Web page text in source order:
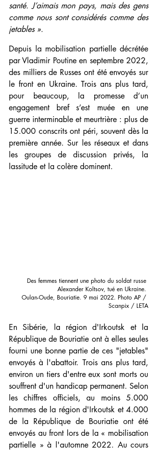
santé. J’aimais mon pays, mais des gens
comme nous sont considérés comme des
jetables ».
Depuis la mobilisation partielle décrétée
par Vladimir Poutine en septembre 2022,
des milliers de Russes ont été envoyés sur
le front en Ukraine. Trois ans plus tard,
pour beaucoup, la promesse d’un
engagement bref s’est muée en une
guerre interminable et meurtrière : plus de
15.000 conscrits ont péri, souvent dès la
première année. Sur les réseaux et dans
les groupes de discussion privés, la
lassitude et la colère dominent.
Des femmes tiennent une photo du soldat russe
Alexander Koltsov, tué en Ukraine.
Oulan-Oude, Bouriatie. 9 mai 2022. Photo AP /
Scanpix / LETA
En Sibérie, la région d'Irkoutsk et la
République de Bouriatie ont à elles seules
fourni une bonne partie de ces "jetables"
envoyés à l'abattoir. Trois ans plus tard,
environ un tiers d'entre eux sont morts ou
souffrent d'un handicap permanent. Selon
les chiffres officiels, au moins 5.000
hommes de la région d'Irkoutsk et 4.000
de la République de Bouriatie ont été
envoyés au front lors de la « mobilisation
partielle » à l'automne 2022. Au cours